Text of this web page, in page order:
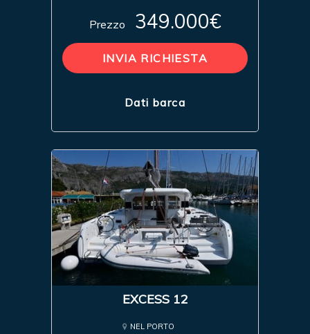
Prezzo 349.000€
INVIA RICHIESTA
Dati barca
EXCESS 12
NEL PORTO